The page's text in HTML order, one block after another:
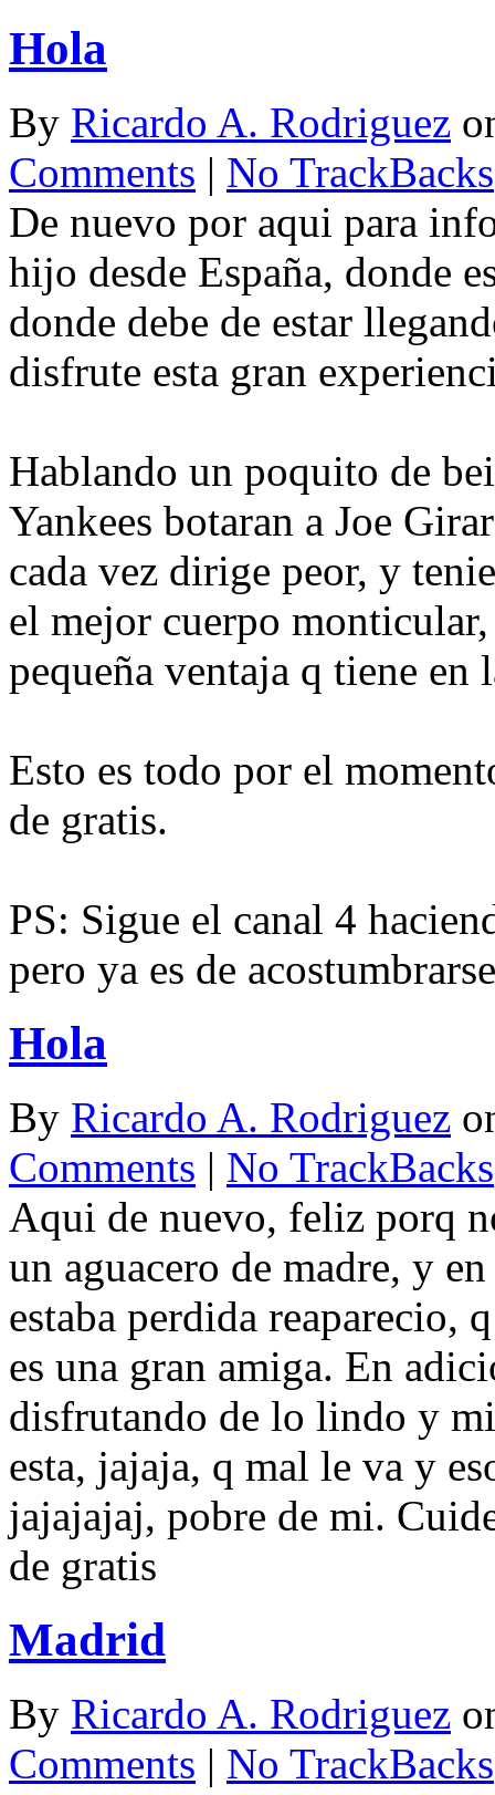
Hola
By Ricardo A. Rodriguez
Comments | No TrackBacks
De nuevo por aqui para
hijo desde España, donde
donde debe de estar
disfrute esta gran
Hablando un poquito de
Yankees botaran a Joe
cada vez dirige peor, y
el mejor cuerpo
pequeña ventaja q tiene
Esto es todo por el
de gratis.
PS: Sigue el canal 4
pero ya es de
Hola
By Ricardo A. Rodriguez
Comments | No TrackBacks
Aqui de nuevo, feliz porq
un aguacero de madre, y
estaba perdida reaparecio,
es una gran amiga. En
disfrutando de lo lindo y
esta, jajaja, q mal le va y
jajajajaj, pobre de mi.
de gratis
Madrid
By Ricardo A. Rodriguez
Comments | No TrackBacks